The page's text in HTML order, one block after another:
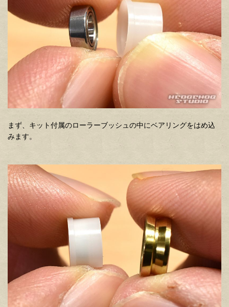
まず、キット付属のローラーブッシュの中にベアリングをはめ込
みます。